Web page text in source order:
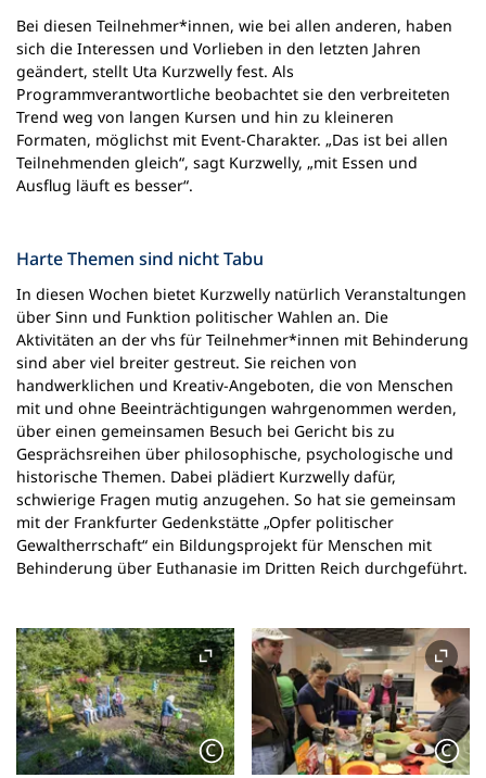
Bei diesen Teilnehmer*innen, wie bei allen anderen, haben
sich die Interessen und Vorlieben in den letzten Jahren
geändert, stellt Uta Kurzwelly fest. Als
Programmverantwortliche beobachtet sie den verbreiteten
Trend weg von langen Kursen und hin zu kleineren
Formaten, möglichst mit Event-Charakter. „Das ist bei allen
Teilnehmenden gleich“, sagt Kurzwelly, „mit Essen und
Ausflug läuft es besser“.
Harte Themen sind nicht Tabu
In diesen Wochen bietet Kurzwelly natürlich Veranstaltungen
über Sinn und Funktion politischer Wahlen an. Die
Aktivitäten an der vhs für Teilnehmer*innen mit Behinderung
sind aber viel breiter gestreut. Sie reichen von
handwerklichen und Kreativ-Angeboten, die von Menschen
mit und ohne Beeinträchtigungen wahrgenommen werden,
über einen gemeinsamen Besuch bei Gericht bis zu
Gesprächsreihen über philosophische, psychologische und
historische Themen. Dabei plädiert Kurzwelly dafür,
schwierige Fragen mutig anzugehen. So hat sie gemeinsam
mit der Frankfurter Gedenkstätte „Opfer politischer
Gewaltherrschaft“ ein Bildungsprojekt für Menschen mit
Behinderung über Euthanasie im Dritten Reich durchgeführt.